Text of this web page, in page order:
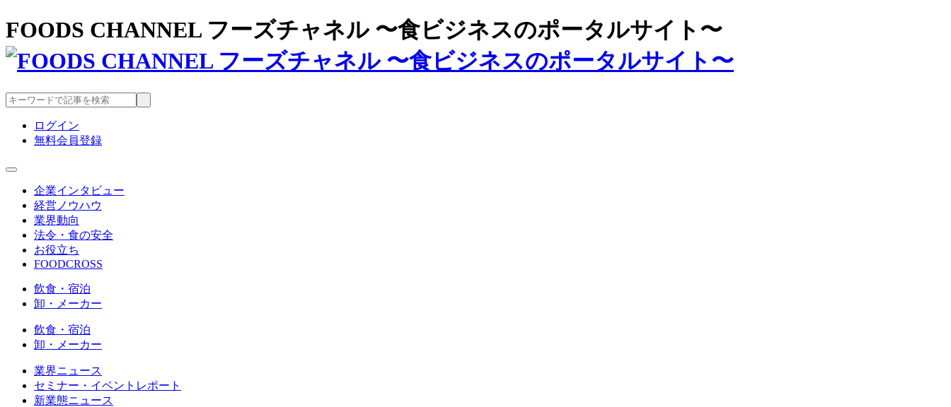
FOODS CHANNEL フーズチャネル 〜食ビジネスのポータルサイト〜
ログイン
無料会員登録
企業インタビュー
経営ノウハウ
業界動向
法令・食の安全
お役立ち
FOODCROSS
飲食・宿泊
卸・メーカー
飲食・宿泊
卸・メーカー
業界ニュース
セミナー・イベントレポート
新業態ニュース